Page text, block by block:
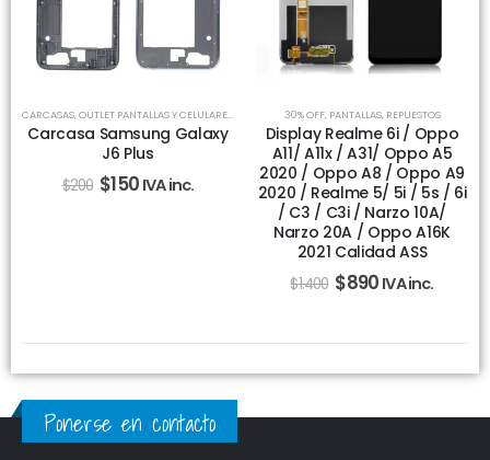
CARCASAS,OUTLET PANTALLAS Y CELULARES REPUESTOS
Carcasa Samsung Galaxy
J6 Plus
$200 $150 IVA inc.
30% OFF, PANTALLAS, REPUESTOS
Display Realme 6i / Oppo
A11/ A11x / A31/ Oppo A5
2020 / Oppo A8 / Oppo A9
2020 / Realme 5/ 5i / 5s / 6i
/ C3 / C3i / Narzo 10A/
Narzo 20A / Oppo A16K
2021 Calidad ASS
$1.400 $890 IVA inc.
Ponerse en contacto